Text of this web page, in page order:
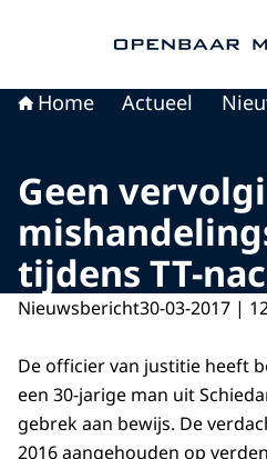
Home Actueel
Geen
tijdens TT-
Nieuwsbericht30-03-2017 |
De officier van justitie heeft
een 30-jarige man uit
gebrek aan bewijs. De
2016 aangehouden op